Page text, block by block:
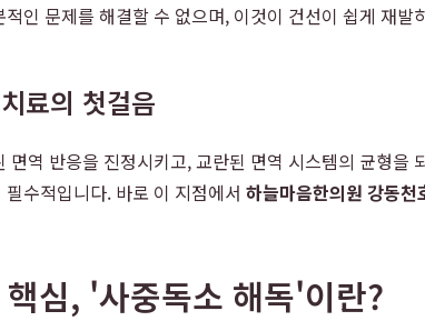
인 문제를 해결할 수 없으며, 이것이 건선이 쉽게 재발
료의 첫걸음
역 반응을 진정시키고, 교란된 면역 시스템의 균형
수적입니다. 바로 이 지점에서 하늘마음한의원 강동천
심, '사중독소 해독'이란?